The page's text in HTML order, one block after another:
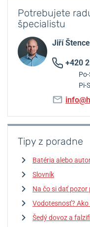
Potrebujete
špecialistu
Jiří
+420
Pi-
Tipy z poradne
Batéria alebo
Slovník
Na čo si dať pozor
Vodotesnosť?
Šedý dovoz a